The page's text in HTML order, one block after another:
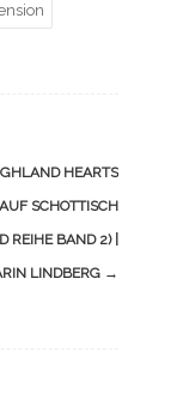
HEARTS
SCHOTTISCH
REIHE BAND 2) |
LINDBERG →